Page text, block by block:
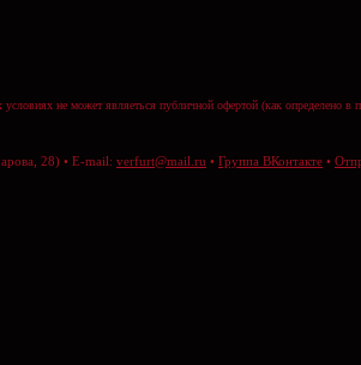
не может являеться публичной офертой (как определено
28) • E-mail: verfurt@mail.ru • Группа ВКонтакте •